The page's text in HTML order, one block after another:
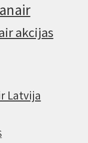
akcijas
Latvija